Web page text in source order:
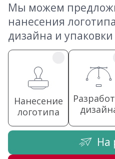
Мы можем
нанесения
дизайна и упаковки
Нанесение
логотипа
На